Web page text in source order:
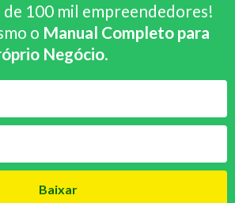
de 100 mil empreendedores!
o Manual Completo para
Negócio.
Baixar